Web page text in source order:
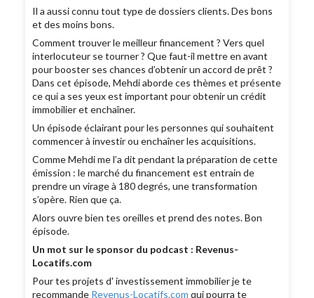
Il a aussi connu tout type de dossiers clients. Des bons
et des moins bons.
Comment trouver le meilleur financement ? Vers quel
interlocuteur se tourner ? Que faut-il mettre en avant
pour booster ses chances d’obtenir un accord de prêt ?
Dans cet épisode, Mehdi aborde ces thèmes et présente
ce qui a ses yeux est important pour obtenir un crédit
immobilier et enchaîner.
Un épisode éclairant pour les personnes qui souhaitent
commencer à investir ou enchaîner les acquisitions.
Comme Mehdi me l’a dit pendant la préparation de cette
émission : le marché du financement est entrain de
prendre un virage à 180 degrés, une transformation
s’opère. Rien que ça.
Alors ouvre bien tes oreilles et prend des notes. Bon
épisode.
Un mot sur le sponsor du podcast : Revenus-
Locatifs.com
Pour tes projets d' investissement immobilier je te
recommande Revenus-Locatifs.com qui pourra te